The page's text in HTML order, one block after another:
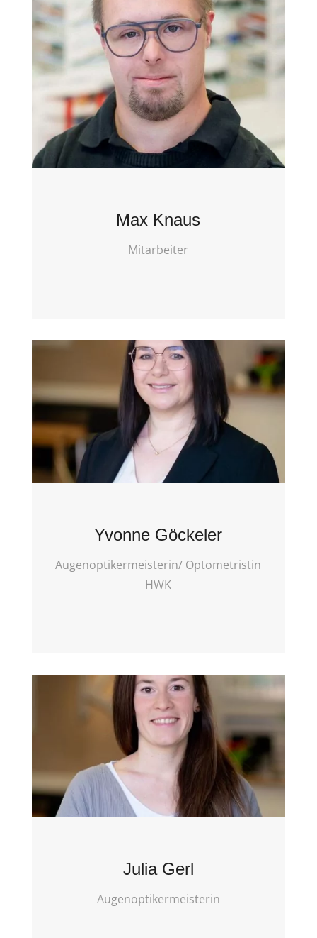
Max Knaus
Mitarbeiter
Yvonne Göckeler
Augenoptikermeisterin/ Optometristin
HWK
Julia Gerl
Augenoptikermeisterin